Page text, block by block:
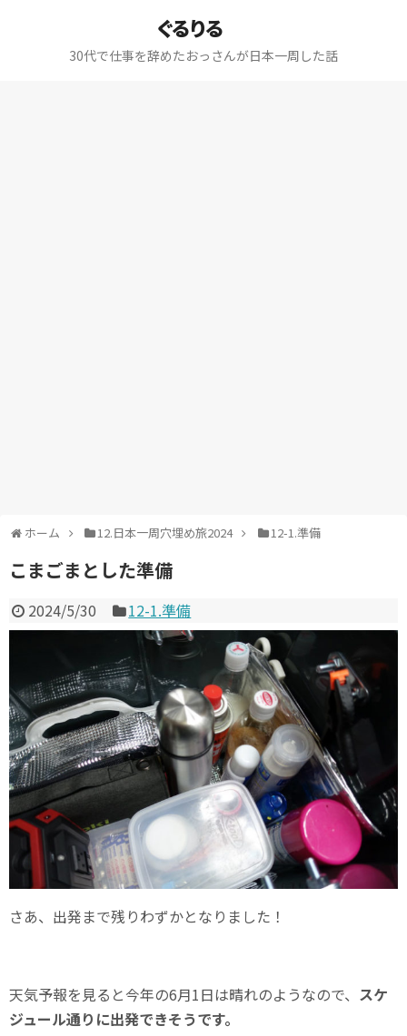
ぐるりる
30代で仕事を辞めたおっさんが日本一周した話
ホーム 12.日本一周穴埋め旅2024 12-1.準備
こまごまとした準備
2024/5/30 12-1.準備
さあ、出発まで残りわずかとなりました！
天気予報を見ると今年の6月1日は晴れのようなので、 スケ
ジュール通りに出発できそうです。